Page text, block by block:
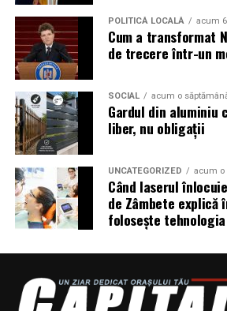
Pentru a răspunde riscurilor tot mai
cyber_Folks a lansat la finalul lunii
primul asistent AI integrat într-un
din România. Acesta poate efectua, la
utilizatorului, un audit al securității
include verificarea certificatelor SSL,
DNS și a sistemelor SPF, DKIM și
pentru protecția e-mailului
Ce pot face companiile în această
Potrivit specialiștilor cyber_Folks,
să ȋși instruiască echipele să:
Verifice domeniul literă cu
plăți sau autentificări.
POLITICĂ LOCALĂ acum
Cum a transformat
de trecere într-un
SOCIAL acum o
Gardul din
liber, nu obligații
UNCATEGORIZED acum o
Când laserul
de Zâmbete
folosește tehnologia